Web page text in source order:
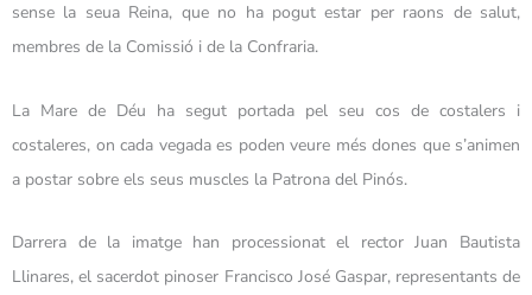
sense la seua Reina, que no ha pogut estar per raons de salut,
membres de la Comissió i de la Confraria.
La Mare de Déu ha segut portada pel seu cos de costalers i
costaleres, on cada vegada es poden veure més dones que s’animen
a postar sobre els seus muscles la Patrona del Pinós.
Darrera de la imatge han processionat el rector Juan Bautista
Llinares, el sacerdot pinoser Francisco José Gaspar, representants de